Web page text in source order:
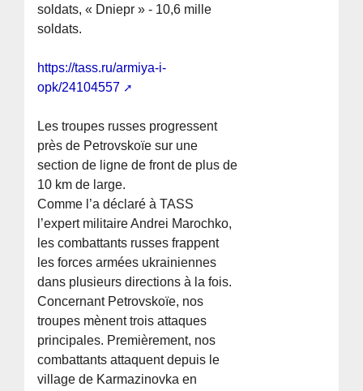
soldats, « Dniepr » - 10,6 mille
soldats.
https://tass.ru/armiya-i-
opk/24104557
Les troupes russes progressent
près de Petrovskoïe sur une
section de ligne de front de plus de
10 km de large.
Comme l’a déclaré à TASS
l’expert militaire Andrei Marochko,
les combattants russes frappent
les forces armées ukrainiennes
dans plusieurs directions à la fois.
Concernant Petrovskoïe, nos
troupes mènent trois attaques
principales. Premièrement, nos
combattants attaquent depuis le
village de Karmazinovka en